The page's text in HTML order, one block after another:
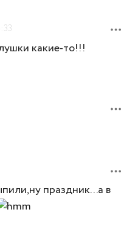
какие-то!!!
праздник...а в